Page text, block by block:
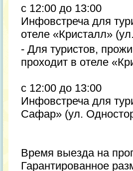
с 12:00 до 13:00
Инфовстреча для
отеле «Кристалл»
- Для туристов,
проходит в отеле
с 12:00 до 13:00
Инфовстреча для
Сафар» (ул.
Время выезда на
Гарантированное